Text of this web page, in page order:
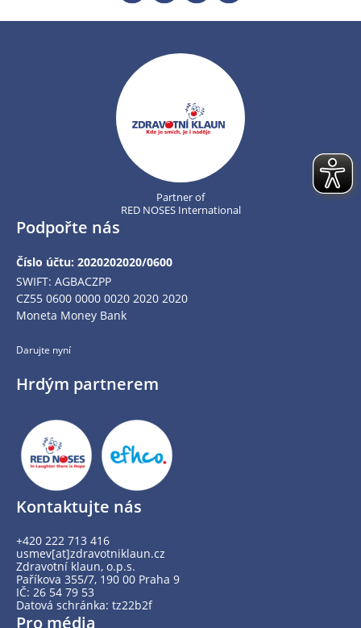
Partner of
RED NOSES International
Podpořte nás
Číslo účtu: 2020202020/0600
SWIFT: AGBACZPP
CZ55 0600 0000 0020 2020 2020
Moneta Money Bank
Darujte nyní
Hrdým partnerem
Kontaktujte nás
+420 222 713 416
usmev[at]zdravotniklaun.cz
Zdravotní klaun, o.p.s.
Paříkova 355/7, 190 00 Praha 9
IČ: 26 54 79 53
Datová schránka: tz22b2f
Pro média